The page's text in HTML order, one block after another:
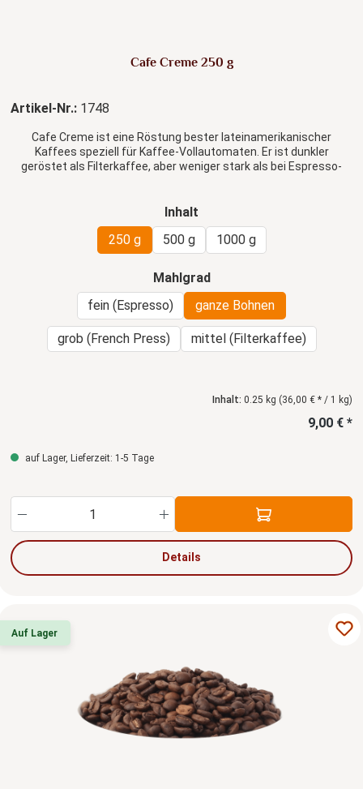
Cafe Creme 250 g
Artikel-Nr.: 1748
Cafe Creme ist eine Röstung bester lateinamerikanischer
Kaffees speziell für Kaffee-Vollautomaten. Er ist dunkler
geröstet als Filterkaffee, aber weniger stark als bei Espresso-
einen Milchkaffee im Vollautomaten herzustellen.
Inhalt
250 g
500 g 1000 g
Mahlgradauswählen
fein (Espresso)
ganze Bohnen
grob (French Press) mittel (Filterkaffee)
Inhalt: 0.25 kg (36,00 € * / 1 kg)
9,00 € *
auf Lager, Lieferzeit: 1-5 Tage
Produkt Anzahl: Gib den gewünschten Wert
Details
Auf Lager